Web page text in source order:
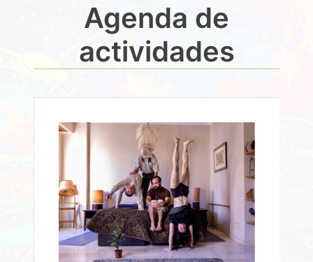
Agenda de
actividades